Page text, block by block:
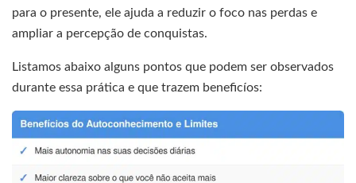
para o presente, ele ajuda a reduzir o foco nas perdas e
ampliar a percepção de conquistas.
Listamos abaixo alguns pontos que podem ser observados
durante essa prática e que trazem beneficíos: